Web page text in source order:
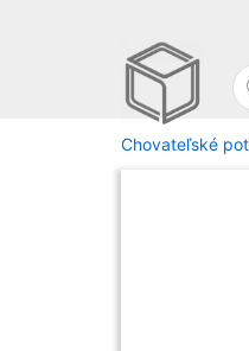
Chovateľské